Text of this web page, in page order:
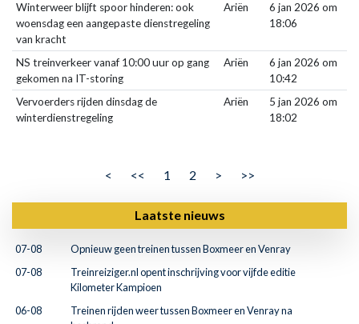
Winterweer blijft spoor hinderen: ook
woensdag een aangepaste dienstregeling
van kracht
Ariën
6 jan 2026 om
18:06
NS treinverkeer vanaf 10:00 uur op gang
gekomen na IT-storing
Ariën
6 jan 2026 om
10:42
Vervoerders rijden dinsdag de
winterdienstregeling
Ariën
5 jan 2026 om
18:02
< << 1 2 > >>
Laatste nieuws
07-08
Opnieuw geen treinen tussen Boxmeer en Venray
07-08
Treinreiziger.nl opent inschrijving voor vijfde editie
Kilometer Kampioen
06-08
Treinen rijden weer tussen Boxmeer en Venray na